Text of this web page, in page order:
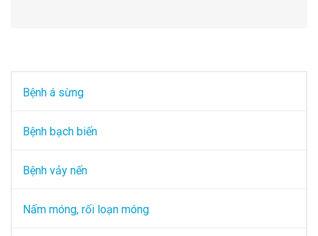
Bệnh á sừng
Bệnh bạch biến
Bệnh vảy nến
Nấm móng, rối loạn móng